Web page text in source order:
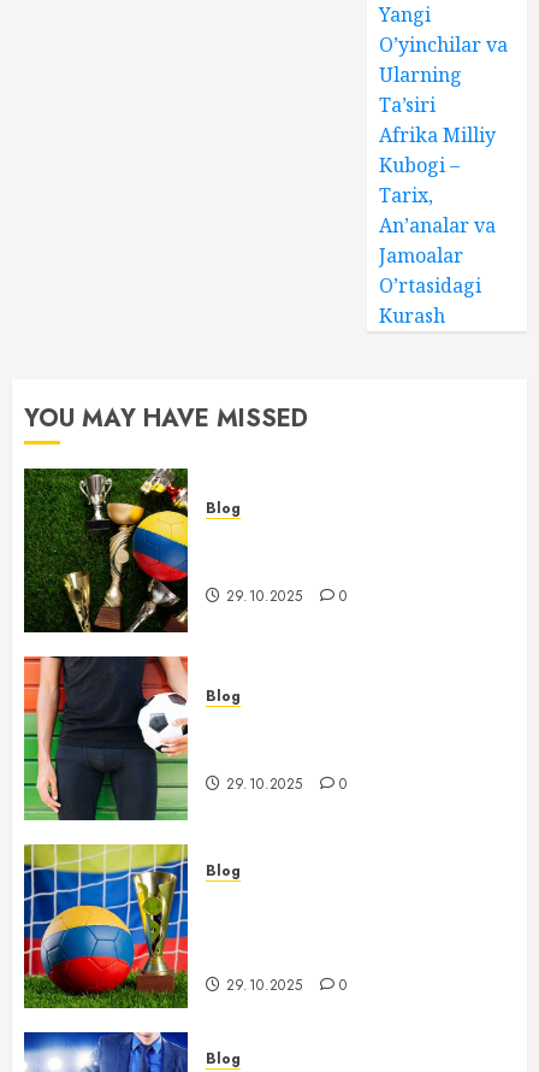
Yangi
O’yinchilar va
Ularning
Ta’siri
Afrika Milliy
Kubogi –
Tarix,
An’analar va
Jamoalar
O’rtasidagi
Kurash
YOU MAY HAVE MISSED
Blog
29.10.2025 0
Blog
29.10.2025 0
Blog
29.10.2025 0
Blog